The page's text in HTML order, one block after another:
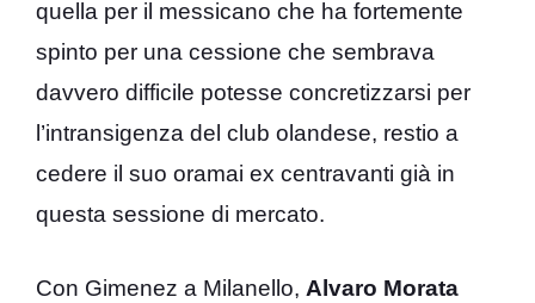
quella per il messicano che ha fortemente
spinto per una cessione che sembrava
davvero difficile potesse concretizzarsi per
l’intransigenza del club olandese, restio a
cedere il suo oramai ex centravanti già in
questa sessione di mercato.
Con Gimenez a Milanello, Alvaro Morata